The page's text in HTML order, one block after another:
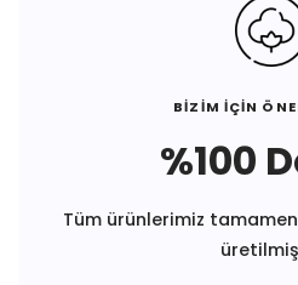
BİZİM İÇİN
%100
Tüm ürünlerimiz